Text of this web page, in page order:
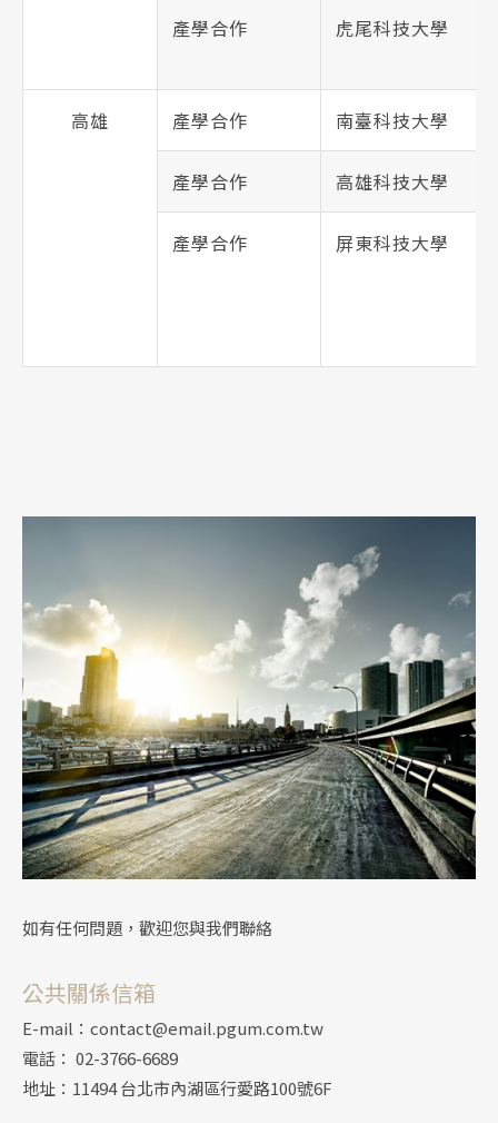
產學合作 虎尾科技大學
高雄 產學合作 南臺科技大學
產學合作 高雄科技大學
產學合作 屏東科技大學
如有任何問題，歡迎您與我們聯絡
公共關係信箱
E-mail：contact@email.pgum.com.tw
電話： 02-3766-6689
地址：11494 台北市內湖區行愛路100號6F